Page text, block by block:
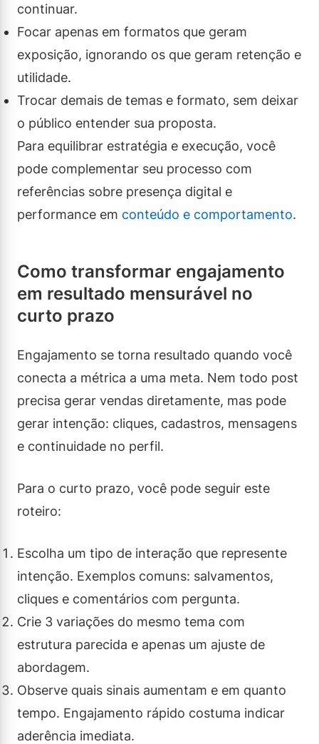
continuar.
Focar apenas em formatos que geram
exposição, ignorando os que geram retenção e
utilidade.
Trocar demais de temas e formato, sem deixar
o público entender sua proposta.
Para equilibrar estratégia e execução, você
pode complementar seu processo com
referências sobre presença digital e
performance em conteúdo e comportamento.
Como transformar engajamento
em resultado mensurável no
curto prazo
Engajamento se torna resultado quando você
conecta a métrica a uma meta. Nem todo post
precisa gerar vendas diretamente, mas pode
gerar intenção: cliques, cadastros, mensagens
e continuidade no perfil.
Para o curto prazo, você pode seguir este
roteiro:
Escolha um tipo de interação que represente
intenção. Exemplos comuns: salvamentos,
cliques e comentários com pergunta.
Crie 3 variações do mesmo tema com
estrutura parecida e apenas um ajuste de
abordagem.
Observe quais sinais aumentam e em quanto
tempo. Engajamento rápido costuma indicar
aderência imediata.